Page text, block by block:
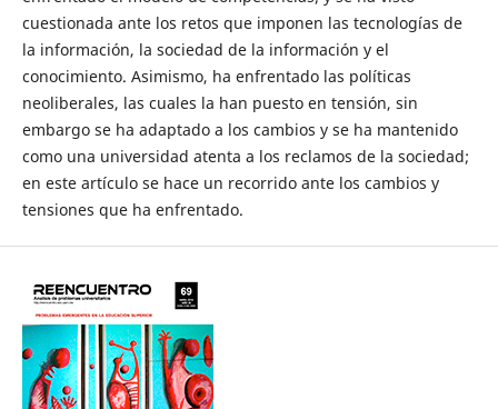
cuestionada ante los retos que imponen las tecnologías de
la información, la sociedad de la información y el
conocimiento. Asimismo, ha enfrentado las políticas
neoliberales, las cuales la han puesto en tensión, sin
embargo se ha adaptado a los cambios y se ha mantenido
como una universidad atenta a los reclamos de la sociedad;
en este artículo se hace un recorrido ante los cambios y
tensiones que ha enfrentado.